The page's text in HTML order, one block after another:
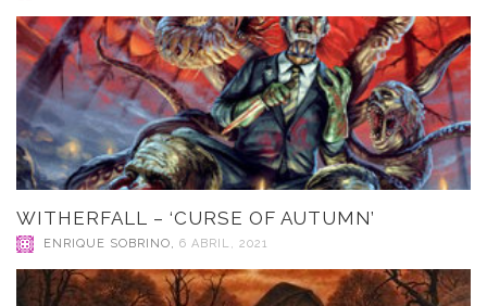
WITHERFALL – ‘CURSE OF AUTUMN’
ENRIQUE SOBRINO, 6 ABRIL, 2021